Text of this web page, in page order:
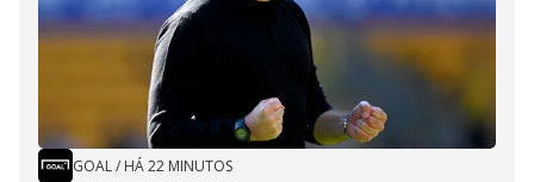
GOAL/ HÁ 22 MINUTOS